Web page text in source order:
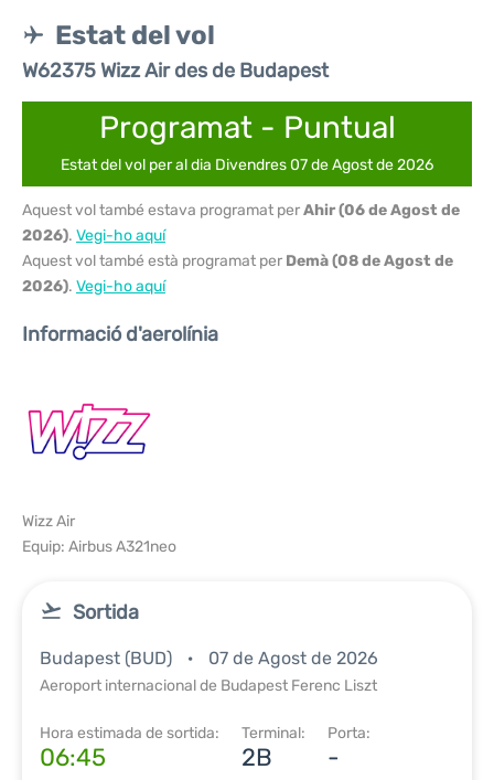
Estat del vol
W62375 Wizz Air des de Budapest
Programat - Puntual
Estat del vol per al dia Divendres 07 de Agost de 2026
Aquest vol també estava programat perAhir (06 de Agost de
2026). Vegi-ho aquí
Aquest vol també està programat per Demà (08 de Agost de
2026). Vegi-ho aquí
Informació d'aerolínia
Wizz Air
Equip: Airbus A321neo
Sortida
Budapest (BUD) 07 de Agost de 2026
Aeroport internacional de Budapest Ferenc Liszt
Hora estimada de sortida:
06:45
Terminal:
2B
Porta:
-